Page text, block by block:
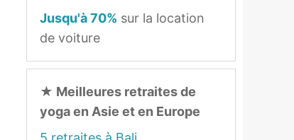
Jusqu'à 70% sur la location
de voiture
★ Meilleures retraites de
yoga en Asie et en Europe